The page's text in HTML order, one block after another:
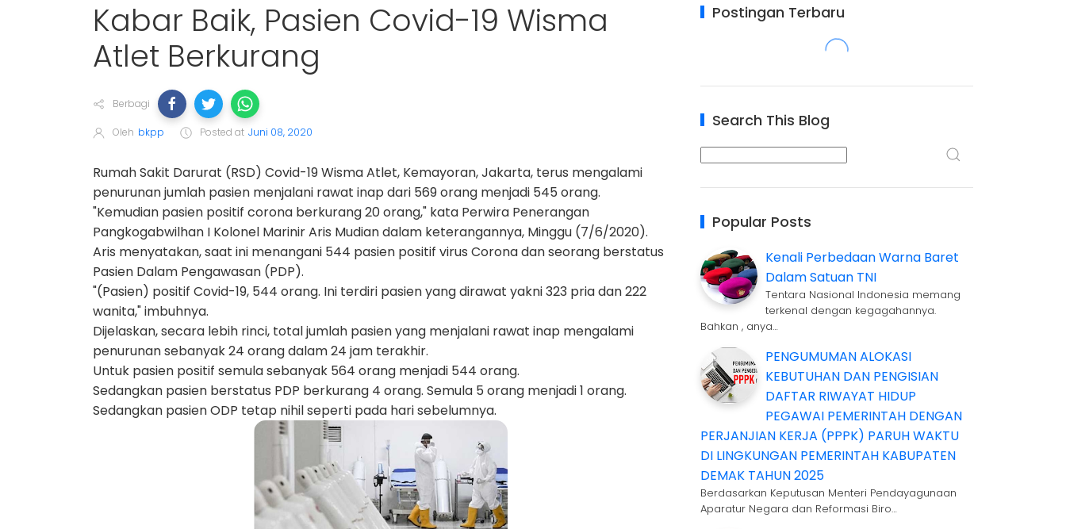
Kabar Baik, Pasien Covid-19 Wisma
Atlet Berkurang
Berbagi
Oleh bkpp Posted at Juni 08, 2020
Rumah Sakit Darurat (RSD) Covid-19 Wisma Atlet, Kemayoran, Jakarta, terus mengalami
penurunan jumlah pasien menjalani rawat inap dari 569 orang menjadi 545 orang.
"Kemudian pasien positif corona berkurang 20 orang," kata Perwira Penerangan
Pangkogabwilhan I Kolonel Marinir Aris Mudian dalam keterangannya, Minggu (7/6/2020).
Aris menyatakan, saat ini menangani 544 pasien positif virus Corona dan seorang berstatus
Pasien Dalam Pengawasan (PDP).
"(Pasien) positif Covid-19, 544 orang. Ini terdiri pasien yang dirawat yakni 323 pria dan 222
wanita," imbuhnya.
Dijelaskan, secara lebih rinci, total jumlah pasien yang menjalani rawat inap mengalami
penurunan sebanyak 24 orang dalam 24 jam terakhir.
Untuk pasien positif semula sebanyak 564 orang menjadi 544 orang.
Sedangkan pasien berstatus PDP berkurang 4 orang. Semula 5 orang menjadi 1 orang.
Sedangkan pasien ODP tetap nihil seperti pada hari sebelumnya.
Postingan Terbaru
Search This Blog
Popular Posts
Kenali Perbedaan Warna Baret
Dalam Satuan TNI
Tentara Nasional Indonesia memang
terkenal dengan kegagahannya.
Bahkan , anya…
PENGUMUMAN ALOKASI
KEBUTUHAN DAN PENGISIAN
DAFTAR RIWAYAT HIDUP
PEGAWAI PEMERINTAH DENGAN
PERJANJIAN KERJA (PPPK) PARUH WAKTU
DI LINGKUNGAN PEMERINTAH KABUPATEN
DEMAK TAHUN 2025
Berdasarkan Keputusan Menteri Pendayagunaan
Aparatur Negara dan Reformasi Biro…